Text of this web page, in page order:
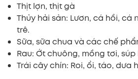
Thịt lợn, thịt gà
Thủy hải sản: Lươn, cá hồi, cá
trê.
Sữa, sữa chua và các chế
Rau: Ớt chuông, mồng tơi, súp
Trái cây chín: Roi, ổi, táo, dưa